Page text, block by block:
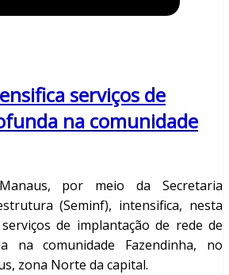
serviços de
na comunidade
por meio da Secretaria
(Seminf), intensifica, nesta
de implantação de rede de
na comunidade Fazendinha, no
zona Norte da capital.